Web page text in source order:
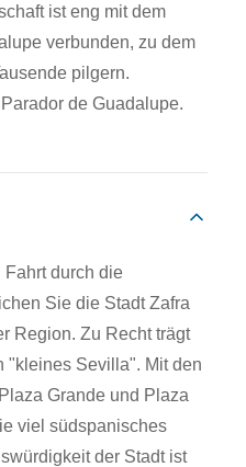
ist eng mit dem
verbunden, zu dem
pilgern.
de Guadalupe.
Fahrt durch die
Sie die Stadt Zafra
Region. Zu Recht trägt
"kleines Sevilla". Mit den
Grande und Plaza
viel südspanisches
der Stadt ist